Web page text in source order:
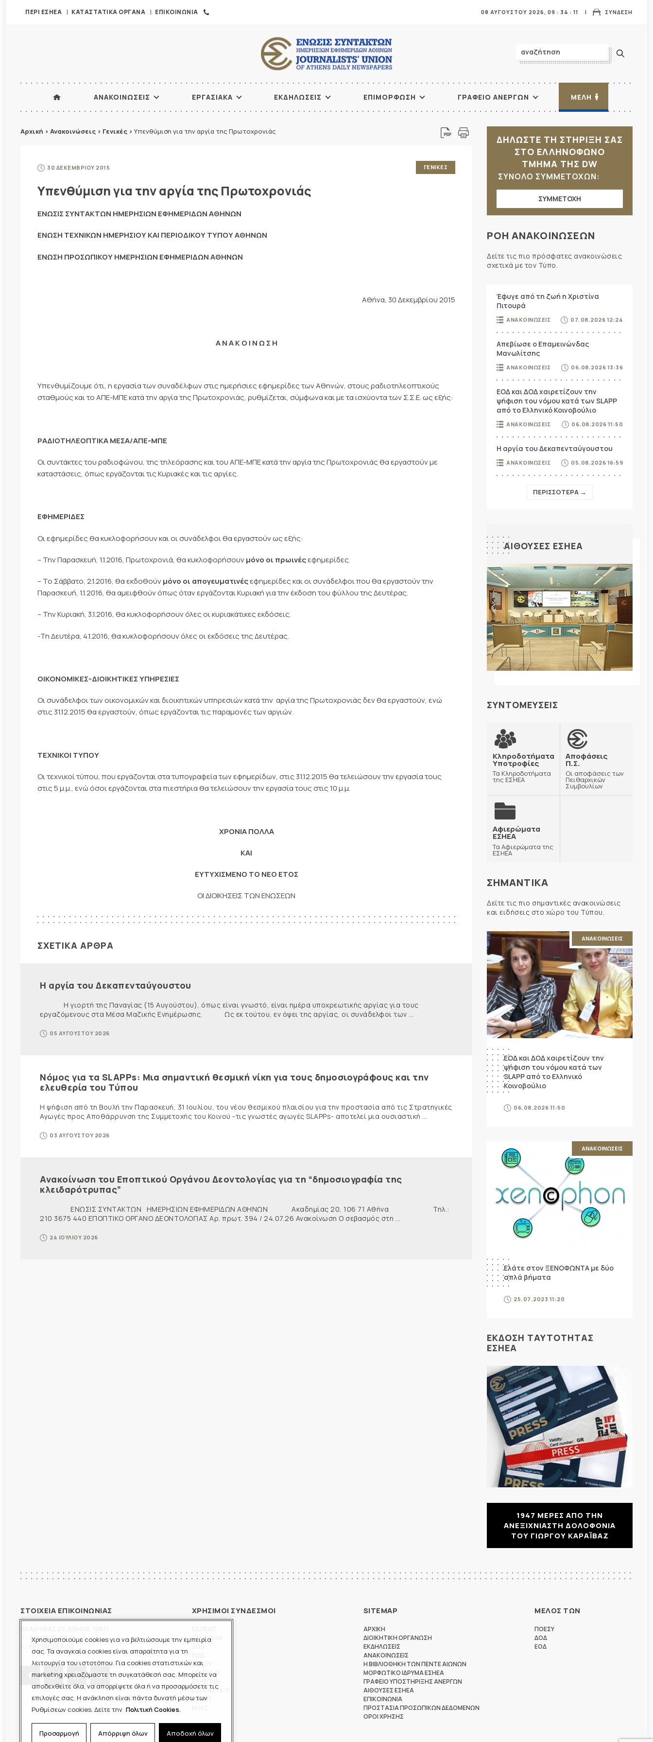
Χρησιμοποιούμε cookies για να βελτιώσουμε την εμπειρία
σας. Τα αναγκαία cookies είναι απαραίτητα για τη
λειτουργία του ιστοτόπου. Για cookies στατιστικών και
marketing χρειαζόμαστε τη συγκατάθεσή σας. Μπορείτε να
αποδεχθείτε όλα, να απορρίψετε όλα ή να προσαρμόσετε τις
επιλογές σας. Η ανάκληση είναι πάντα δυνατή μέσω των
Ρυθμίσεων cookies. Δείτε την Πολιτική Cookies.
Προσαρμογή Απόρριψη όλων Αποδοχή όλων
ΠΕΡΙ ΕΣΗΕΑ ΚΑΤΑΣΤΑΤΙΚΑ ΟΡΓΑΝΑ ΕΠΙΚΟΙΝΩΝΙΑ ΣΥΝΔΕΣΗ
08 ΑΥΓΟΥΣΤΟΥ 2026, 09 : 34 : 13
ΑΝΑΚΟΙΝΩΣΕΙΣ ΕΡΓΑΣΙΑΚΑ ΕΚΔΗΛΩΣΕΙΣ ΕΠΙΜΟΡΦΩΣΗ ΓΡΑΦΕΙΟ ΑΝΕΡΓΩΝ ΜΕΛΗ
Αρχική > Ανακοινώσεις > Γενικές > Υπενθύμιση για την αργία της Πρωτοχρονιάς
30 ΔΕΚΕΜΒΡΙΟΥ 2015 ΓΕΝΙΚΕΣ
Υπενθύμιση για την αργία της Πρωτοχρονιάς
ΕΝΩΣΙΣ ΣΥΝΤΑΚΤΩΝ ΗΜΕΡΗΣΙΩΝ ΕΦΗΜΕΡΙΔΩΝ ΑΘΗΝΩΝ
ΕΝΩΣΗ ΤΕΧΝΙΚΩΝ ΗΜΕΡΗΣΙΟΥ ΚΑΙ ΠΕΡΙΟΔΙΚΟΥ ΤΥΠΟΥ ΑΘΗΝΩΝ
ΕΝΩΣΗ ΠΡΟΣΩΠΙΚΟΥ ΗΜΕΡΗΣΙΩΝ ΕΦΗΜΕΡΙΔΩΝ ΑΘΗΝΩΝ
Αθήνα, 30 Δεκεμβρίου 2015
Α Ν Α Κ Ο Ι Ν Ω Σ Η
Υπενθυμίζουμε ότι, η εργασία των συναδέλφων στις ημερήσιες εφημερίδες των Αθηνών, στους ραδιοτηλεοπτικούς
σταθμούς και το ΑΠΕ-ΜΠΕ κατά την αργία της Πρωτοχρονιάς, ρυθμίζεται, σύμφωνα και με τα ισχύοντα των Σ.Σ.Ε. ως εξής:
ΡΑΔΙΟΤΗΛΕΟΠΤΙΚΑ ΜΕΣΑ/ΑΠΕ-ΜΠΕ
Οι συντάκτες του ραδιοφώνου, της τηλεόρασης και του ΑΠΕ-ΜΠΕ κατά την αργία της Πρωτοχρονιάς θα εργαστούν με
καταστάσεις, όπως εργάζονται τις Κυριακές και τις αργίες.
ΕΦΗΜΕΡΙΔΕΣ
Οι εφημερίδες θα κυκλοφορήσουν και οι συνάδελφοι θα εργαστούν ως εξής:
– Την Παρασκευή, 1.1.2016, Πρωτοχρονιά, θα κυκλοφορήσουνμόνο οι πρωινέςεφημερίδες.
– Το Σάββατο, 2.1.2016, θα εκδοθούνμόνο οι απογευματινέςεφημερίδες και οι συνάδελφοι που θα εργαστούν την
Παρασκευή, 1.1.2016, θα αμειφθούν όπως όταν εργάζονται Κυριακή για την έκδοση του φύλλου της Δευτέρας.
– Την Κυριακή, 3.1.2016, θα κυκλοφορήσουν όλες οι κυριακάτικες εκδόσεις.
-Τη Δευτέρα, 4.1.2016, θα κυκλοφορήσουν όλες οι εκδόσεις της Δευτέρας.
ΟΙΚΟΝΟΜΙΚΕΣ-ΔΙΟΙΚΗΤΙΚΕΣ ΥΠΗΡΕΣΙΕΣ
Οι συνάδελφοι των οικονομικών και διοικητικών υπηρεσιών κατά την αργία της Πρωτοχρονιάς δεν θα εργαστούν, ενώ
στις 31.12.2015 θα εργαστούν, όπως εργάζονται τις παραμονές των αργιών.
ΤΕΧΝΙΚΟΙ ΤΥΠΟΥ
Οι τεχνικοί τύπου, που εργάζονται στα τυπογραφεία των εφημερίδων, στις 31.12.2015 θα τελειώσουν την εργασία τους
στις 5 μ.μ., ενώ όσοι εργάζονται στα πιεστήρια θα τελειώσουν την εργασία τους στις 10 μ.μ.
ΧΡΟΝΙΑ ΠΟΛΛΑ
ΚΑΙ
ΕΥΤΥΧΙΣΜΕΝΟ ΤΟ ΝΕΟ ΕΤΟΣ
ΟΙ ΔΙΟΙΚΗΣΕΙΣ ΤΩΝ ΕΝΩΣΕΩΝ
ΣΧΕΤΙΚΑ ΑΡΘΡΑ
Η αργία του Δεκαπενταύγουστου
Η γιορτή της Παναγίας (15 Αυγούστου), όπως είναι γνωστό, είναι ημέρα υποχρεωτικής αργίας για τους
εργαζόμενους στα Μέσα Μαζικής Ενημέρωσης. Ως εκ τούτου, εν όψει της αργίας, οι συνάδελφοι των ...
05 ΑΥΓΟΥΣΤΟΥ 2026
Νόμος για τα SLAPPs: Μια σημαντική θεσμική νίκη για τους δημοσιογράφους και την
ελευθερία του Τύπου
Η ψήφιση από τη Βουλή την Παρασκευή, 31 Ιουλίου, του νέου θεσμικού πλαισίου για την προστασία από τις Στρατηγικές
Αγωγές προς Αποθάρρυνση της Συμμετοχής του Κοινού -τις γνωστές αγωγές SLAPPs- αποτελεί μια ουσιαστική ...
03 ΑΥΓΟΥΣΤΟΥ 2026
Ανακοίνωση του Εποπτικού Οργάνου Δεοντολογίας για τη “δημοσιογραφία της
κλειδαρότρυπας”
ΕΝΩΣΙΣ ΣΥΝΤΑΚΤΩΝ ΗΜΕΡΗΣΙΩΝ ΕΦΗΜΕΡΙΔΩΝ ΑΘΗΝΩΝ Ακαδημίας 20, 106 71 Αθήνα Τηλ.:
210 3675 440 ΕΠΟΠΤΙΚΟ ΟΡΓΑΝΟ ΔΕΟΝΤΟΛΟΓΙΑΣ Αρ. πρωτ. 394 / 24.07.26 Ανακοίνωση Ο σεβασμός στη ...
24 ΙΟΥΛΙΟΥ 2026
ΔΗΛΩΣΤΕ ΤΗ ΣΤΗΡΙΞΗ ΣΑΣ
ΣΤΟ ΕΛΛΗΝΟΦΩΝΟ
ΤΜΗΜΑ ΤΗΣ DW
ΣΥΝΟΛΟ ΣΥΜΜΕΤΟΧΩΝ:
ΣΥΜΜΕΤΟΧΗ
ΡΟΗ ΑΝΑΚΟΙΝΩΣΕΩΝ
Δείτε τις πιο πρόσφατες ανακοινώσεις
σχετικά με τον Τύπο.
Έφυγε από τη ζωή η Χριστίνα
Πιτουρά
ΑΝΑΚΟΙΝΩΣΕΙΣ 07.08.2026 12:24
Απεβίωσε ο Επαμεινώνδας
Μανωλίτσης
ΑΝΑΚΟΙΝΩΣΕΙΣ 06.08.2026 13:36
ΕΟΔ και ΔΟΔ χαιρετίζουν την
ψήφιση του νόμου κατά των SLAPP
από το Ελληνικό Κοινοβούλιο
ΑΝΑΚΟΙΝΩΣΕΙΣ 06.08.2026 11:50
Η αργία του Δεκαπενταύγουστου
ΑΝΑΚΟΙΝΩΣΕΙΣ 05.08.2026 16:59
ΠΕΡΙΣΣΟΤΕΡΑ →
ΑΙΘΟΥΣΕΣ ΕΣΗΕΑ
ΣΥΝΤΟΜΕΥΣΕΙΣ
Κληροδοτήματα
Υποτροφίες
Τα Κληροδοτήματα
της ΕΣΗΕΑ
Αποφάσεις
Π.Σ.
Οι αποφάσεις των
Πειθαρχικών
Συμβουλίων
Αφιερώματα
ΕΣΗΕΑ
Τα Αφιερώματα της
ΕΣΗΕΑ
ΣΗΜΑΝΤΙΚΑ
Δείτε τις πιο σημαντικές ανακοινώσεις
και ειδήσεις στο χώρο του Τύπου.
ΑΝΑΚΟΙΝΩΣΕΙΣ
ΕΟΔ και ΔΟΔ χαιρετίζουν την
ψήφιση του νόμου κατά των
SLAPP από το Ελληνικό
Κοινοβούλιο
06.08.2026 11:50
ΑΝΑΚΟΙΝΩΣΕΙΣ
Ελάτε στον ΞΕΝΟΦΩΝΤΑ με δύο
απλά βήματα
25.07.2023 11:20
ΕΚΔΟΣΗ ΤΑΥΤΟΤΗΤΑΣ
ΕΣΗΕΑ
1947 ΜΕΡΕΣ ΑΠΟ ΤΗΝ
ΑΝΕΞΙΧΝΙΑΣΤΗ ΔΟΛΟΦΟΝΙΑ
ΤΟΥ ΓΙΩΡΓΟΥ ΚΑΡΑΪΒΑΖ
ΣΤΟΙΧΕΙΑ ΕΠΙΚΟΙΝΩΝΙΑΣ
210-3675400
ΧΡΗΣΙΜΟΙ ΣΥΝΔΕΣΜΟΙ
ΞΕΝΟΦΩΝ
ΠΟΕΣΥ
ΕΣΗΕΜ-Θ
ΕΣΗΕΘΣΤΕ-Ε
ΕΣΠΗΤ
SITEMAP
ΑΡΧΙΚΗ
ΔΙΟΙΚΗΤΙΚΗ ΟΡΓΑΝΩΣΗ
ΕΚΔΗΛΩΣΕΙΣ
ΑΝΑΚΟΙΝΩΣΕΙΣ
Η ΒΙΒΛΙΟΘΗΚΗ ΤΩΝ ΠΕΝΤΕ ΑΙΩΝΩΝ
ΜΟΡΦΩΤΙΚΟ ΙΔΡΥΜΑ ΕΣΗΕΑ
ΓΡΑΦΕΙΟ ΥΠΟΣΤΗΡΙΞΗΣ ΑΝΕΡΓΩΝ
ΑΙΘΟΥΣΕΣ ΕΣΗΕΑ
ΕΠΙΚΟΙΝΩΝΙΑ
ΠΡΟΣΤΑΣΙΑ ΠΡΟΣΩΠΙΚΩΝ ΔΕΔΟΜΕΝΩΝ
ΟΡΟΙ ΧΡΗΣΗΣ
ΜΕΛΟΣ ΤΩΝ
ΠΟΕΣΥ
ΔΟΔ
ΕΟΔ